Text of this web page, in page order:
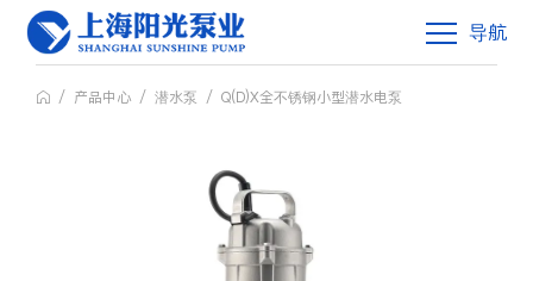
导航
 / 产品中心 / 潜水泵 / Q(D)X全不锈钢小型潜水电泵